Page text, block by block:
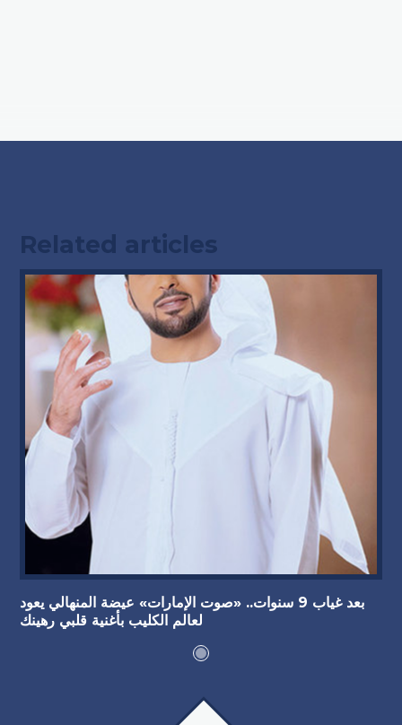
Related articles
بعد غياب 9 سنوات.. «صوت الإمارات» عيضة المنهالي يعود
لعالم الكليب بأغنية قلبي رهينك